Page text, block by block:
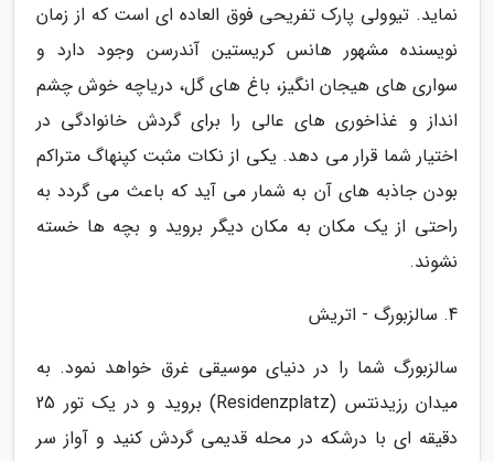
نماید. تیوولی پارک تفریحی فوق العاده ای است که از زمان
نویسنده مشهور هانس کریستین آندرسن وجود دارد و
سواری های هیجان انگیز، باغ های گل، دریاچه خوش چشم
انداز و غذاخوری های عالی را برای گردش خانوادگی در
اختیار شما قرار می دهد. یکی از نکات مثبت کپنهاگ متراکم
بودن جاذبه های آن به شمار می آید که باعث می گردد به
راحتی از یک مکان به مکان دیگر بروید و بچه ها خسته
نشوند.
4. سالزبورگ - اتریش
سالزبورگ شما را در دنیای موسیقی غرق خواهد نمود. به
میدان رزیدنتس (Residenzplatz) بروید و در یک تور 25
دقیقه ای با درشکه در محله قدیمی گردش کنید و آواز سر